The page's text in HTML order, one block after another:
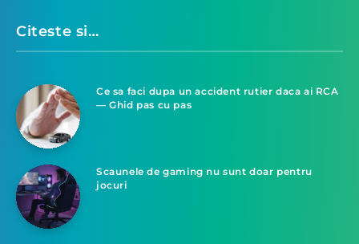
Citeste si…
Ce sa faci dupa un accident rutier daca ai RCA
— Ghid pas cu pas
Scaunele de gaming nu sunt doar pentru
jocuri